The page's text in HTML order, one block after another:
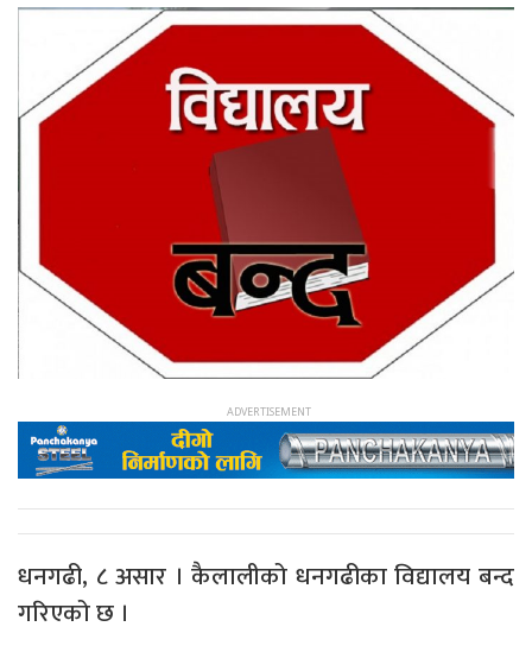
धनगढी, ८ असार । कैलालीको धनगढीका विद्यालय बन्द
गरिएको छ ।